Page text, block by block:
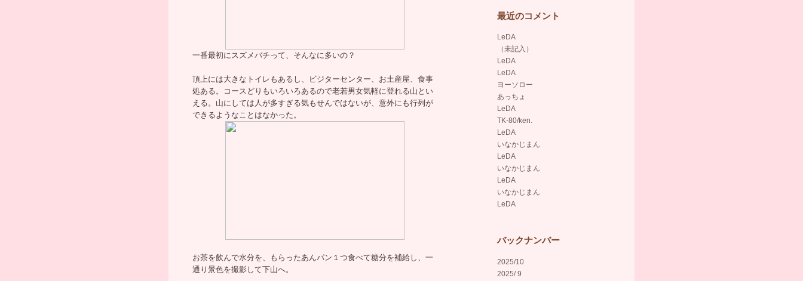
一番最初にスズメバチって、そんなに多いの？
頂上には大きなトイレもあるし、ビジターセンター、お土産屋、食事
処ある。コースどりもいろいろあるので老若男女気軽に登れる山とい
える。山にしては人が多すぎる気もせんではないが、意外にも行列が
できるようなことはなかった。
お茶を飲んで水分を、もらったあんパン１つ食べて糖分を補給し、一
通り景色を撮影して下山へ。
最近のコメント
LeDA
（未記入）
LeDA
LeDA
ヨーソロー
あっちょ
LeDA
TK-80/ken.
LeDA
いなかじまん
LeDA
いなかじまん
LeDA
いなかじまん
LeDA
バックナンバー
2025/10
2025/ 9